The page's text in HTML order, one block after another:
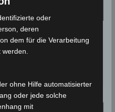
steht an –
2019
oder
deren
dem für die Verarbeitung
ohne Hilfe automatisierter
oder jede solche
mit